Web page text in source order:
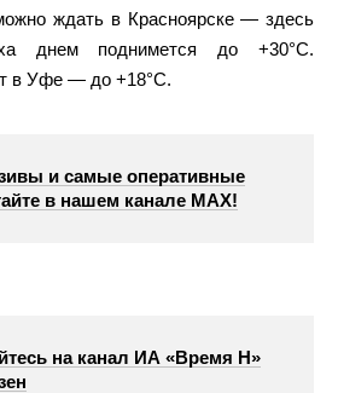
ждать в Красноярске — здесь
днем поднимется до +30°С.
в Уфе — до +18°С.
и самые оперативные
в нашем канале МАХ!
на канал ИА «Время Н»